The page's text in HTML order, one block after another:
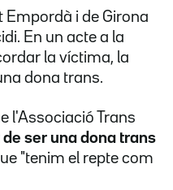
i de Girona
En un acte a la
la víctima, la
dona trans.
l'Associació Trans
de ser una dona trans
"tenim el repte com